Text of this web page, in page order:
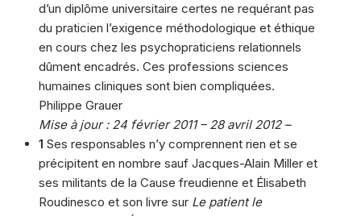
d’un diplôme universitaire certes ne requérant pas
du praticien l’exigence méthodologique et éthique
en cours chez les psychopraticiens relationnels
dûment encadrés. Ces professions sciences
humaines cliniques sont bien compliquées.
Philippe Grauer
Mise à jour : 24 février 2011 – 28 avril 2012 –
1 Ses responsables n’y comprennent rien et se
précipitent en nombre sauf Jacques-Alain Miller et
ses militants de la Cause freudienne et Élisabeth
Roudinesco et son livre sur Le patient le